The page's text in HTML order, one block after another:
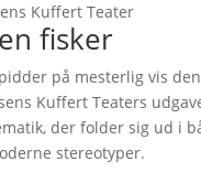
Kuffert Teater
fisker
på mesterlig vis
Kuffert Teaters
der folder sig ud i
stereotyper.